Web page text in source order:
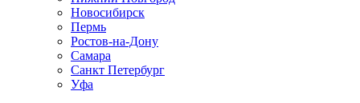
Новосибирск
Пермь
Ростов-на-Дону
Самара
Санкт Петербург
Уфа